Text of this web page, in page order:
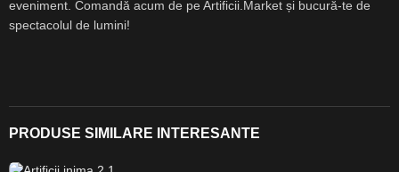
eveniment. Comandă acum de pe Artificii.Market și bucură-te de
spectacolul de lumini!
PRODUSE SIMILARE INTERESANTE